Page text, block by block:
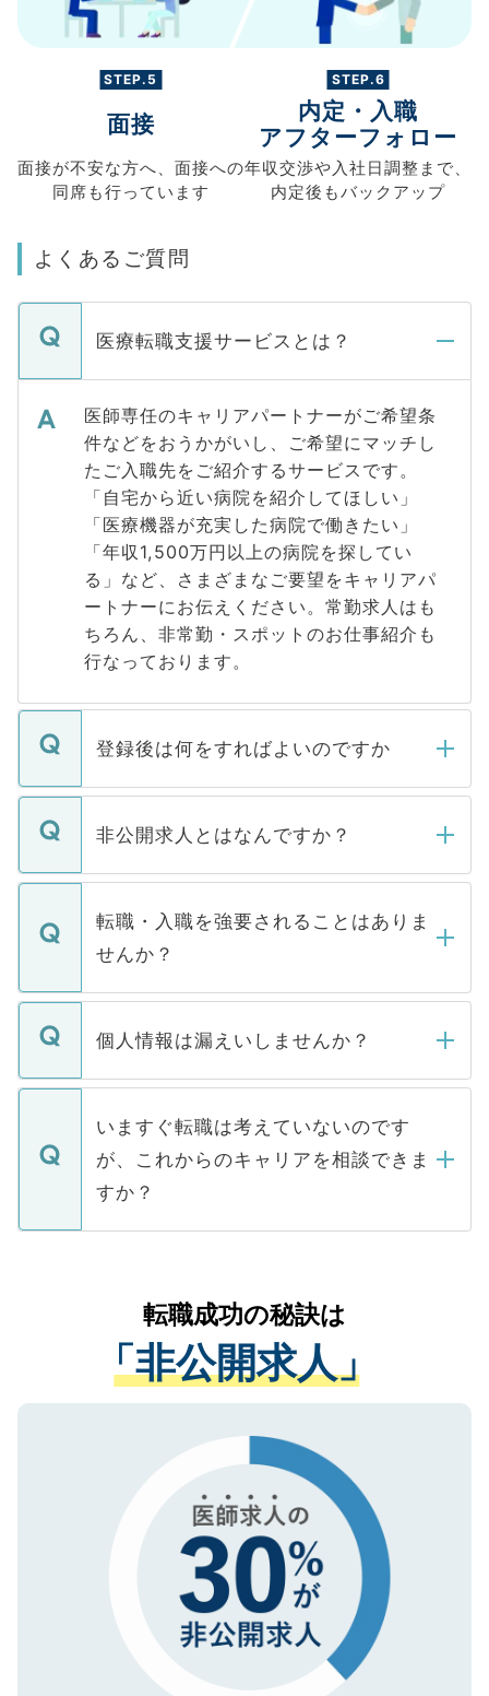
STEP.5
面接
面接が不安な方へ、 面接への
同席も行っています
STEP.6
内定・入職
アフターフォロー
年収交渉や入社日調整まで、
内定後もバックアップ
よくあるご質問
医療転職支援サービスとは？
医師専任のキャリアパートナーがご希望条
件などをおうかがいし、ご希望にマッチし
たご入職先をご紹介するサービスです。
「自宅から近い病院を紹介してほしい」
「医療機器が充実した病院で働きたい」
「年収1,500万円以上の病院を探してい
る」など、さまざまなご要望をキャリアパ
ートナーにお伝えください。常勤求人はも
ちろん、非常勤・スポットのお仕事紹介も
行なっております。
登録後は何をすればよいのですか
ご登録いただきましたら、弊社担当者がご
登録内容を確認し、その後メールもしくは
ます。通常、5営業日以内にはご連絡をせて
いただきますので、しばらくお待ちくださ
い。
非公開求人とはなんですか？
マイナビDOCTORで取り扱っている求人の
うち約3割は、Webサイトからご覧いただ
けない「非公開求人」です。非公開求人は
下記の理由によって、一般には公開してい
ません。
■応募殺到を避けるため 人気のある医療機
関を公にしてしまうと、応募が殺到する場
に、医療機関が求める条件に合った人材の
みを人材紹介会社に依頼するケースが増え
ています。
転職・入職を強要されることはありま
せんか？
転職・入職を強要することは一切ありませ
ん。また、仮に応募先から内定をいただい
定を承諾する必要はありません。内定先へ
の辞退の連絡はキャリアパートナーが行い
ますので、ご安心ください。
個人情報は漏えいしませんか？
個人情報が漏えいすることはありませんの
で、ご安心ください。当サイトからの登録
などで収集したご登録者様の個人情報は、
ご本人のキャリアアップおよび転職活動の
支援を目的に使用いたします。お預かりし
ているすべての個人データはご本人の許可
は、個人情報の取り扱いについての厳密な
管理基準を満たした事業者のみに付与され
る、プライバシーマークを取得済みです。
ご登録いただいた個人情報は、SSL（デー
で、機密保持に関してもご安心ください。
いますぐ転職は考えていないのです
が、これからのキャリアを相談できま
すか？
かがいして、現在の医療機関の状況や紹介
経験をまじえながら、適切なアドバイスを
させていただきます。すぐにご転職をされ
ない方には、長期的なサポートが可能です
ので、まずはご登録ください。
転職成功の秘訣は
「非公開求人」